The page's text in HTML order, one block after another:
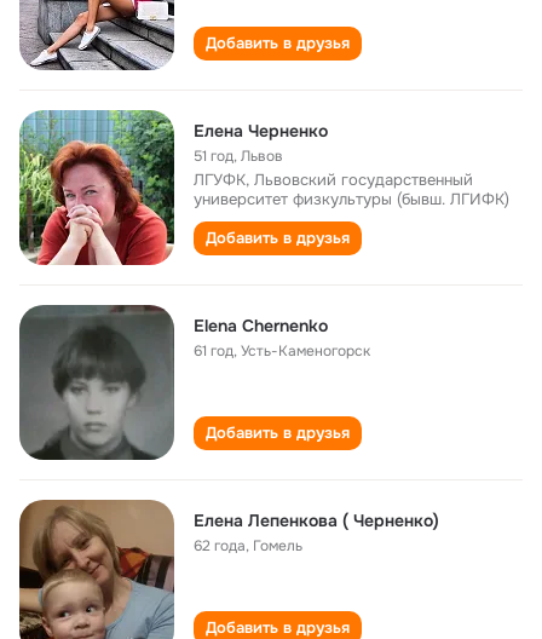
Добавить в друзья
Елена Черненко
51 год,Львов
ЛГУФК, Львовский государственный
университет физкультуры (бывш. ЛГИФК)
Добавить в друзья
Elena Chernenko
61 год,Усть-Каменогорск
Добавить в друзья
Елена Лепенкова ( Черненко)
62 года, Гомель
Добавить в друзья